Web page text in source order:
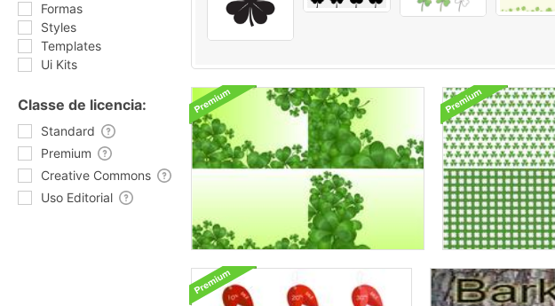
Formas
Styles
Templates
Ui Kits
Classe de licencia:
Standard
Premium
Creative Commons
Uso Editorial